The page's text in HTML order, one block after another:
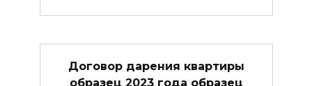
Договор дарения квартиры
образец 2023 года образец